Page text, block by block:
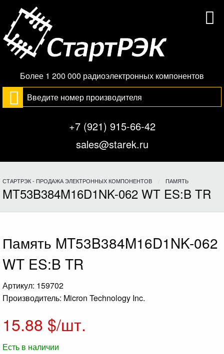
Более 1 200 000 радиоэлектронных компонентов
+7 (921) 915-66-42
sales@starek.ru
СТАРТРЭК - ПРОДАЖА ЭЛЕКТРОННЫХ КОМПОНЕНТОВ ПАМЯТЬ
MT53B384M16D1NK-062 WT ES:B TR
Память MT53B384M16D1NK-062
WT ES:B TR
Артикул: 159702
Производитель: Micron Technology Inc.
15.88 $/шт.
Есть в наличии